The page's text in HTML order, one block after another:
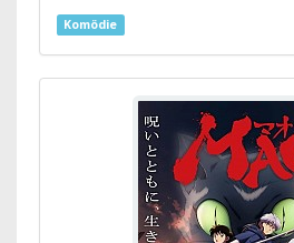
Komödie